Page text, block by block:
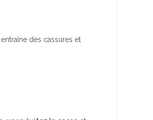
entraîne des cassures et